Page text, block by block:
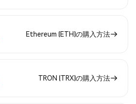
Ethereum (ETH)の購入方法
TRON (TRX)の購入方法